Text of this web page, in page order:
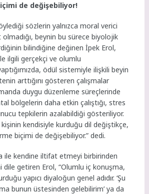
de değişebiliyor!
sözlerin yalnızca moral verici
beynin bu sürece biyolojik
bilindiğine değinen İpek Erol,
ilgili gerçekçi ve olumlu
ödül sistemiyle ilişkili beyin
arttığını gösteren çalışmalar
duygu düzenleme süreçlerinde
bölgelerin daha etkin çalıştığı, stres
tepkilerin azalabildiği gösteriliyor.
kendisiyle kurduğu dil değiştikçe,
biçimi de değişebiliyor.” dedi.
ile kendine iltifat etmeyi birbirinden
dile getiren Erol, “Olumlu iç konuşma,
yapıcı diyaloğun genel adıdır. ‘Şu
bunun üstesinden gelebilirim’ ya da